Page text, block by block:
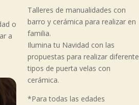
o
a
Talleres de manualidades con
barro y cerámica para realizar en
familia.
Ilumina tu Navidad con las
propuestas para realizar
tipos de puerta velas con
cerámica.
*Para todas las edades